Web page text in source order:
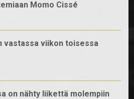
Momo Cissé
vastassa viikon toisessa
on nähty liikettä molempiin